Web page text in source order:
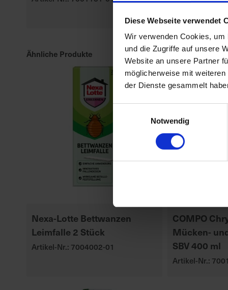
Diese Webseite verwendet
Wir verwenden Cookies,
und die Zugriffe auf unsere
Website an unsere Partner
möglicherweise mit
der Dienste gesammelt
Notwendig
Ähnliche Produkte
Nexa-Lotte Bettwanzen
Leimfalle 2 Stück
Artikel-Nr.: 7004002-01
COMPO
Mücken-
SBV 400 ml
Artikel-Nr.: